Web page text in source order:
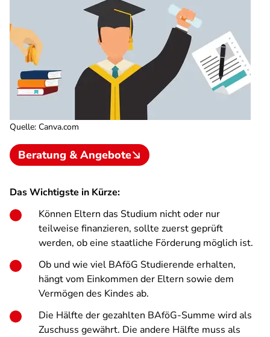
Quelle: Canva.com
Beratung & Angebote
Das Wichtigste in Kürze:
Können Eltern das Studium nicht oder nur
teilweise finanzieren, sollte zuerst geprüft
werden, ob eine staatliche Förderung möglich ist.
Ob und wie viel BAföG Studierende erhalten,
hängt vom Einkommen der Eltern sowie dem
Vermögen des Kindes ab.
Die Hälfte der gezahlten BAföG-Summe wird als
Zuschuss gewährt. Die andere Hälfte muss als